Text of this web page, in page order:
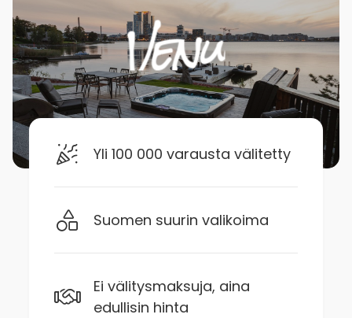
Yli 100 000 varausta välitetty
Suomen suurin valikoima
Ei välitysmaksuja, aina
edullisin hinta